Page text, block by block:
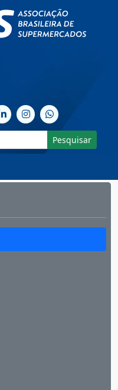
Pesquisar